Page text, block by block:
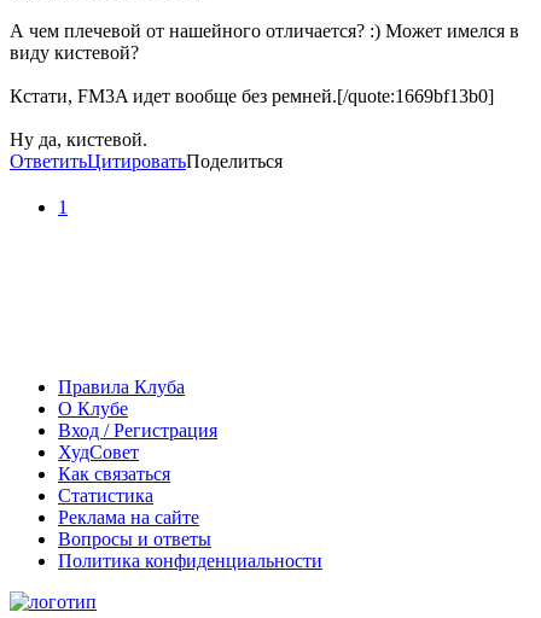
А чем плечевой от нашейного отличается? :) Может имелся в
виду кистевой?
Кстати, FM3A идет вообще без ремней.[/quote:1669bf13b0]
Ну да, кистевой.
ОтветитьЦитироватьПоделиться
1
Правила Клуба
О Клубе
Вход / Регистрация
ХудСовет
Как связаться
Статистика
Реклама на сайте
Вопросы и ответы
Политика конфиденциальности